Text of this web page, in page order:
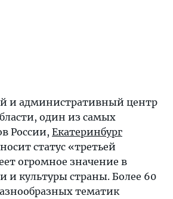
административный центр
один из самых
России, Екатеринбург
статус «третьей
огромное значение в
и культуры страны. Более 60
тематик